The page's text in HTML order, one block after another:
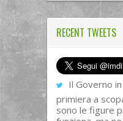
RECENT TWEETS
Il Governo
primiera a
sono le figure